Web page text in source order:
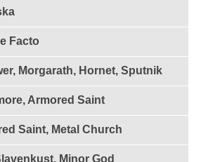
Facto
Morgarath, Hornet, Sputnik
Armored Saint
Saint, Metal Church
Minor God